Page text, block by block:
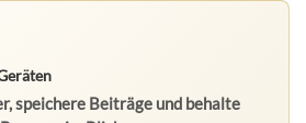
speichere Beiträge und behalte